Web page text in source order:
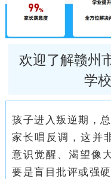
欢迎了解赣州
学
孩子进入叛逆期，
家长唱反调，这并
意识觉醒、渴望像
要是盲目批评或强